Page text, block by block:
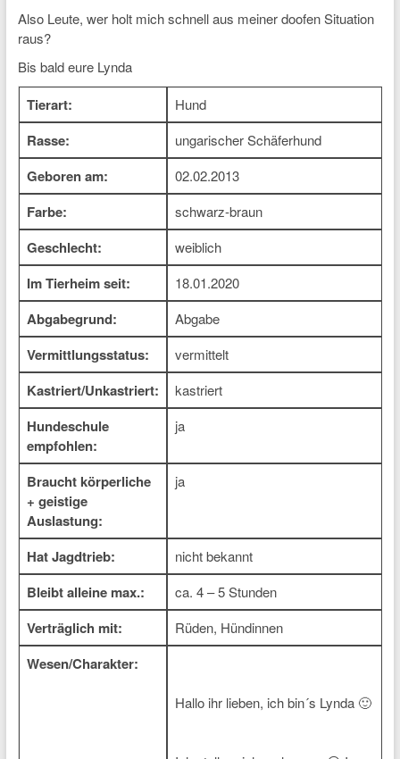
Also Leute, wer holt mich schnell aus meiner doofen Situation
raus?
Bis bald eure Lynda
Tierart: Hund
Rasse: ungarischer Schäferhund
Geboren am: 02.02.2013
Farbe: schwarz-braun
Geschlecht: weiblich
Im Tierheim seit: 18.01.2020
Abgabegrund: Abgabe
Vermittlungsstatus: vermittelt
Kastriert/Unkastriert: kastriert
Hundeschule
empfohlen:
ja
Braucht körperliche
+ geistige
Auslastung:
ja
Hat Jagdtrieb: nicht bekannt
Bleibt alleine max.: ca. 4 – 5 Stunden
Verträglich mit: Rüden, Hündinnen
Wesen/Charakter:
Hallo ihr lieben, ich bin´s Lynda 🙂